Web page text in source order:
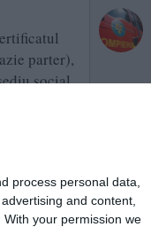
process personal data,
and content,
With your permission we
parter),
social